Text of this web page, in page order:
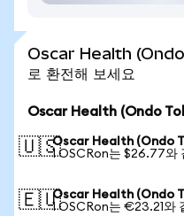
Oscar Health (Ondo
로 환전해 보세요
Oscar Health (Ondo
🇺🇸Oscar Health (Ondo
1 OSCRon는 $26.77와
🇪🇺Oscar Health (Ondo
1 OSCRon는 €23.21와